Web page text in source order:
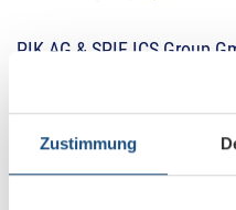
Zustimmung
PIK AG & SPIE ICS Group